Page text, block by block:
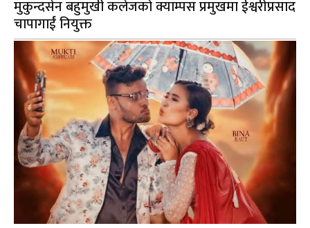
मुकुन्दसेन बहुमुखी कलेजको क्याम्पस प्रमुखमा ईश्वरीप्रसाद
चापागाईं नियुक्त